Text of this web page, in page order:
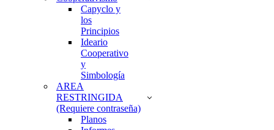
Capyclo y
los
Principios
Ideario
Cooperativo
y
Simbología
AREA
RESTRINGIDA
(Requiere contraseña)
Planos